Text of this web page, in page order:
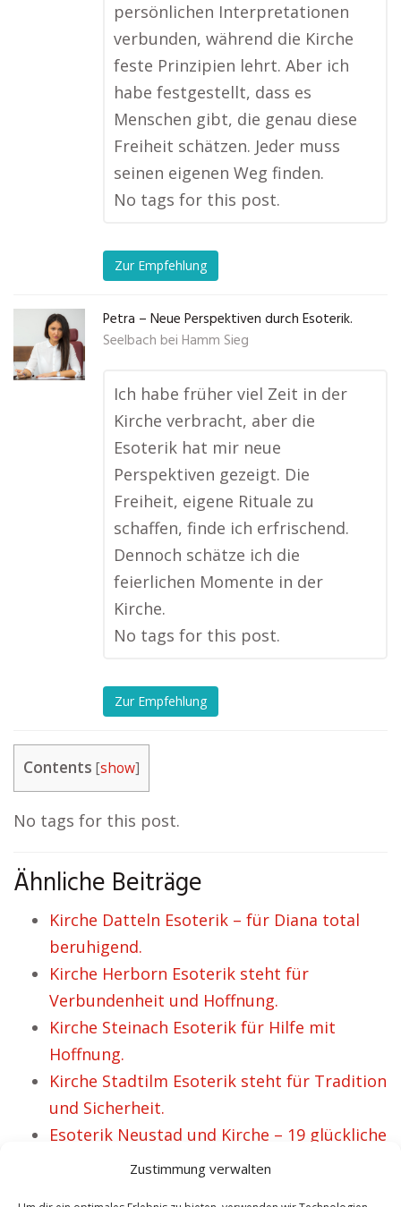
Zustimmung verwalten
persönlichen Interpretationen
verbunden, während die Kirche
feste Prinzipien lehrt. Aber ich
habe festgestellt, dass es
Menschen gibt, die genau diese
Freiheit schätzen. Jeder muss
seinen eigenen Weg finden.
No tags for this post.
Zur Empfehlung
Petra – Neue Perspektiven durch Esoterik.
Seelbach bei Hamm Sieg
Ich habe früher viel Zeit in der
Kirche verbracht, aber die
Esoterik hat mir neue
Perspektiven gezeigt. Die
Freiheit, eigene Rituale zu
schaffen, finde ich erfrischend.
Dennoch schätze ich die
feierlichen Momente in der
Kirche.
No tags for this post.
Zur Empfehlung
Contents [show]
No tags for this post.
Ähnliche Beiträge
Kirche Datteln Esoterik – für Diana total
beruhigend.
Kirche Herborn Esoterik steht für
Verbundenheit und Hoffnung.
Kirche Steinach Esoterik für Hilfe mit
Hoffnung.
Kirche Stadtilm Esoterik steht für Tradition
und Sicherheit.
Esoterik Neustad und Kirche – 19 glückliche